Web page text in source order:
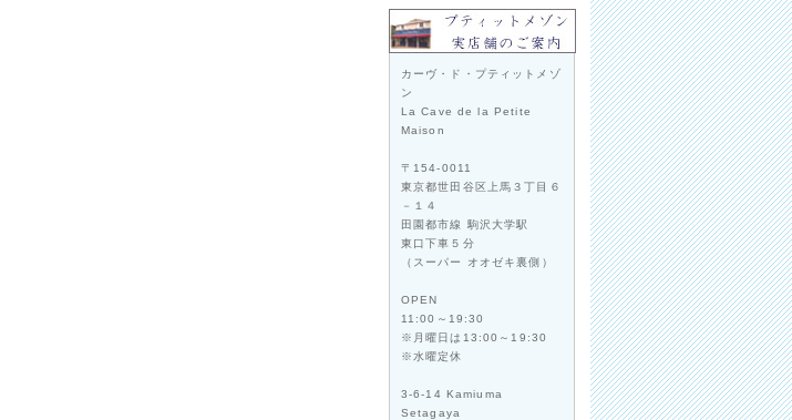
カーヴ・ド・プティットメゾ
ン
La Cave de la Petite
Maison
〒154-0011
東京都世田谷区上馬３丁目６
－１４
田園都市線 駒沢大学駅
東口下車５分
（スーパー オオゼキ裏側）
OPEN
11:00～19:30
※月曜日は13:00～19:30
※水曜定休
3-6-14 Kamiuma
Setagaya